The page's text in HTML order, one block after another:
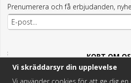
Prenumerera och få erbjudanden,
KORT OM
Här hittar du det bästa och
Fritidstoaletter
Vi skräddarsyr din upplevelse